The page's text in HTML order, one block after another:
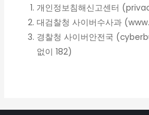
개인정보침해신고센터
대검찰청 사이버수사과
경찰청 사이버안전국
없이 182)